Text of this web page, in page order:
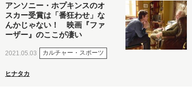
アンソニー・ホプキンスのオ
スカー受賞は「番狂わせ」な
んかじゃない！ 映画『ファ
ーザー』のここが凄い
2021.05.03 カルチャー・スポーツ
ヒナタカ